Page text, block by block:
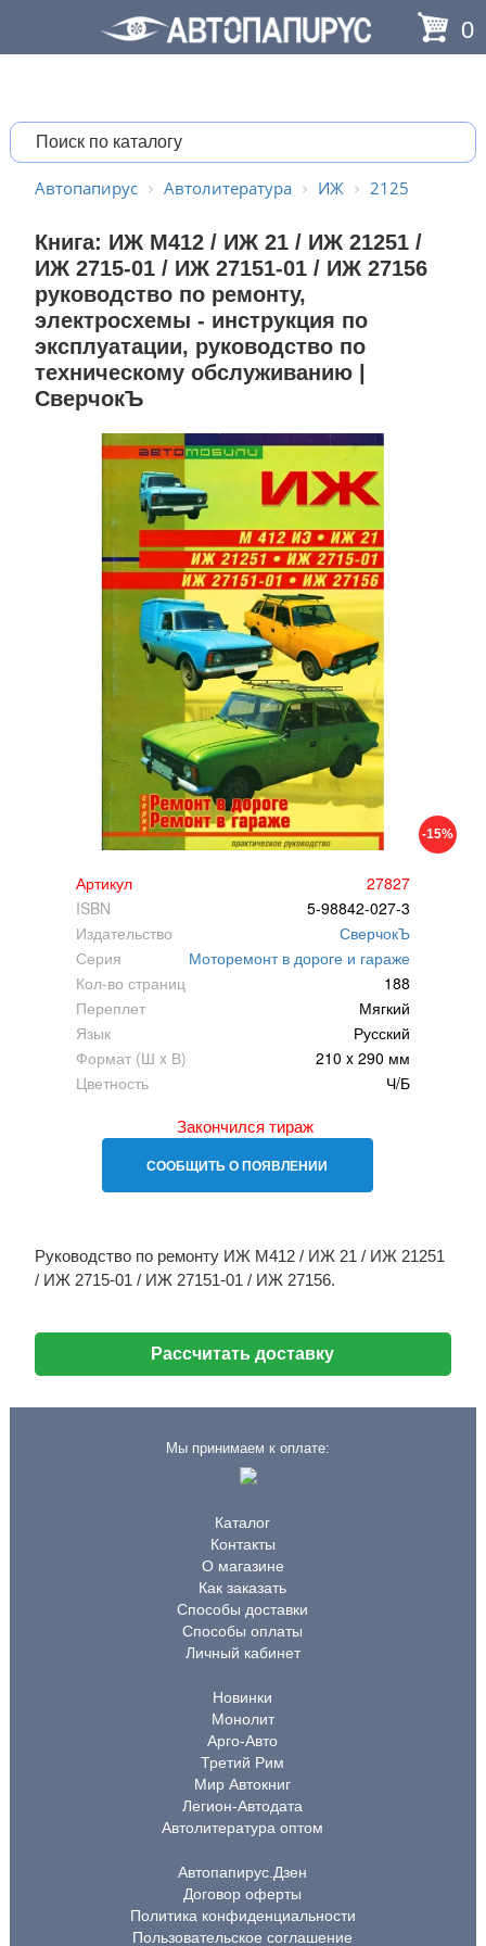
0
Автопапирус Автолитература ИЖ 2125
Книга: ИЖ М412 / ИЖ 21 / ИЖ 21251 /
ИЖ 2715-01 / ИЖ 27151-01 / ИЖ 27156
руководство по ремонту,
электросхемы - инструкция по
эксплуатации, руководство по
техническому обслуживанию |
СверчокЪ
-15%
Артикул
27827
ISBN
5-98842-027-3
Издательство
СверчокЪ
Серия
Моторемонт в дороге и гараже
Кол-во страниц
188
Переплет
Мягкий
Язык
Русский
Формат (Ш x В)
210 x 290 мм
Цветность
Ч/Б
Закончился тираж
СООБЩИТЬ О ПОЯВЛЕНИИ
Руководство по ремонту ИЖ М412 / ИЖ 21 / ИЖ 21251
/ ИЖ 2715-01 / ИЖ 27151-01 / ИЖ 27156.
Рассчитать доставку
Мы принимаем к оплате:
Каталог
Контакты
О магазине
Как заказать
Способы доставки
Способы оплаты
Личный кабинет
Новинки
Монолит
Арго-Авто
Третий Рим
Мир Автокниг
Легион-Автодата
Автолитература оптом
Автопапирус.Дзен
Договор оферты
Политика конфиденциальности
Пользовательское соглашение